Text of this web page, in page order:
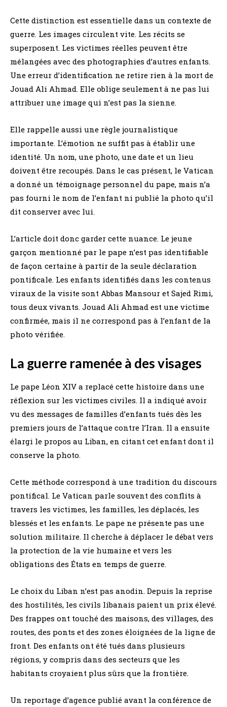
Cette distinction est essentielle dans un contexte de
guerre. Les images circulent vite. Les récits se
superposent. Les victimes réelles peuvent être
mélangées avec des photographies d’autres enfants.
Une erreur d’identification ne retire rien à la mort de
Jouad Ali Ahmad. Elle oblige seulement à ne pas lui
attribuer une image qui n’est pas la sienne.
Elle rappelle aussi une règle journalistique
importante. L’émotion ne suffit pas à établir une
identité. Un nom, une photo, une date et un lieu
doivent être recoupés. Dans le cas présent, le Vatican
a donné un témoignage personnel du pape, mais n’a
pas fourni le nom de l’enfant ni publié la photo qu’il
dit conserver avec lui.
L’article doit donc garder cette nuance. Le jeune
garçon mentionné par le pape n’est pas identifiable
de façon certaine à partir de la seule déclaration
pontificale. Les enfants identifiés dans les contenus
viraux de la visite sont Abbas Mansour et Sajed Rimi,
tous deux vivants. Jouad Ali Ahmad est une victime
confirmée, mais il ne correspond pas à l’enfant de la
photo vérifiée.
La guerre ramenée à des visages
Le pape Léon XIV a replacé cette histoire dans une
réflexion sur les victimes civiles. Il a indiqué avoir
vu des messages de familles d’enfants tués dès les
premiers jours de l’attaque contre l’Iran. Il a ensuite
élargi le propos au Liban, en citant cet enfant dont il
conserve la photo.
Cette méthode correspond à une tradition du discours
pontifical. Le Vatican parle souvent des conflits à
travers les victimes, les familles, les déplacés, les
blessés et les enfants. Le pape ne présente pas une
solution militaire. Il cherche à déplacer le débat vers
la protection de la vie humaine et vers les
obligations des États en temps de guerre.
Le choix du Liban n’est pas anodin. Depuis la reprise
des hostilités, les civils libanais paient un prix élevé.
Des frappes ont touché des maisons, des villages, des
routes, des ponts et des zones éloignées de la ligne de
front. Des enfants ont été tués dans plusieurs
régions, y compris dans des secteurs que les
habitants croyaient plus sûrs que la frontière.
Un reportage d’agence publié avant la conférence de